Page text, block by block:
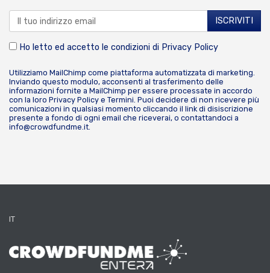
Ho letto ed accetto le condizioni di Privacy Policy
Utilizziamo MailChimp come piattaforma automatizzata di marketing.
Inviando questo modulo, acconsenti al trasferimento delle
informazioni fornite a MailChimp per essere processate in accordo
con la loro Privacy Policy e Termini . Puoi decidere di non ricevere più
comunicazioni in qualsiasi momento cliccando il link di disiscrizione
presente a fondo di ogni email che riceverai, o contattandoci a
info@crowdfundme.it
IT